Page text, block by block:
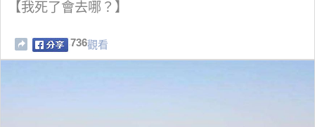
【我死了會去哪？】
736觀看